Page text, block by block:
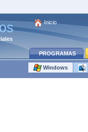
Inicio
PROGRAMAS
Windows